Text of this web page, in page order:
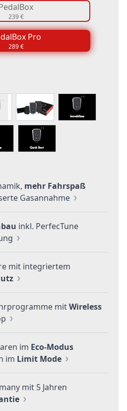
mehr Fahrspaß
Gasannahme
inkl. PerfecTune
mit integriertem
239 €
Pro
289 €
mitWireless
im Eco-Modus
im Limit Mode
mit 5 Jahren